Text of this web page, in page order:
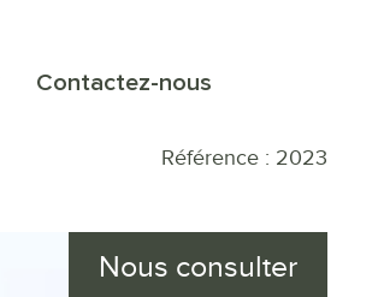
contactez-nous
Référence : 2023
Nous consulter